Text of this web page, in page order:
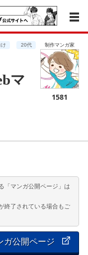
20代
マ
制作マンガ家
1581
「マンガ公開ページ」は
終了されている場合もご
ガ公開ページ